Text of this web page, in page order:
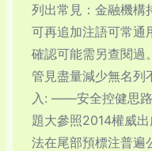
列出常見：金融機構
可再追加注語可常通
確認可能需另查閱過
管見盡量減少無名列
入: ——安全控健思
題大參照2014權威
法在尾部預標注普遍